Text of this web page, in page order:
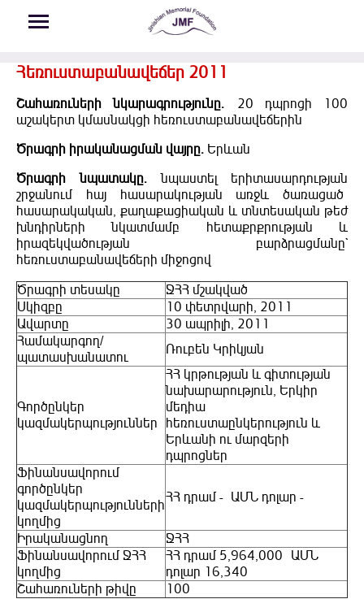
Հեռուստաբանավեճեր 2011
Շահառուների նկարագրությունը. 20 դպրոցի 100
աշակերտ կմասնակցի հեռուստաբանավեճերին
Ծրագրի իրականացման վայրը. Երևան
Ծրագրի նպատակը. նպաստել երիտասարդության
շրջանում հայ հասարակության առջև ծառացած
հասարակական, քաղաքացիական և տնտեսական թեժ
խնդիրների նկատմամբ հետաքրքրության և
իրազեկվածության բարձրացմանը`
հեռուստաբանավեճերի միջոցով
Ծրագրի տեսակը
ՋՀՀ մշակված
Սկիզբը
10 փետրվարի, 2011
Ավարտը
30 ապրիլի, 2011
Համակարգող/
պատասխանատու
Ռուբեն Կրիկյան
Գործընկեր
կազմակերպություններ
ՀՀ կրթության և գիտության
նախարարություն, Երկիր
մեդիա
հեռուստաընկերություն և
Երևանի ու մարզերի
դպրոցներ
Ֆինանսավորում
գործընկեր
կազմակերպությունների
կողմից
ՀՀ դրամ - ԱՄՆ դոլար -
Իրականացնող
ՋՀՀ
Ֆինանսավորում ՋՀՀ
կողմից
ՀՀ դրամ 5,964,000 ԱՄՆ
դոլար 16,340
Շահառուների թիվը
100